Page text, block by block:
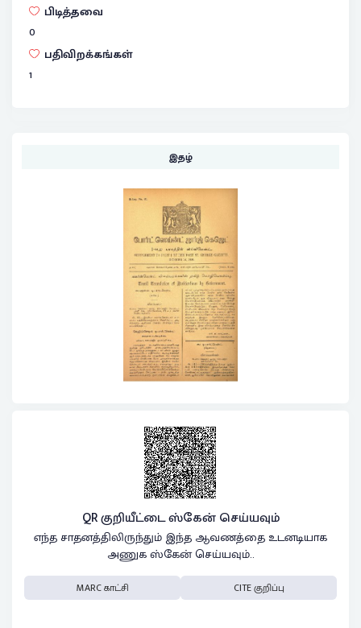
பிடித்தவை
0
பதிவிறக்கங்கள்
1
இதழ்
QR குறியீட்டை ஸ்கேன் செய்யவும்
எந்த சாதனத்திலிருந்தும் இந்த ஆவணத்தை உடனடியாக
அணுக ஸ்கேன் செய்யவும்..
MARC காட்சி CITE குறிப்பு